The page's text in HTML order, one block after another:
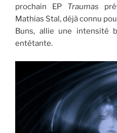
prochain EP Traumas
Mathias Stal, déjà connu
Buns, allie une intensité
entêtante.